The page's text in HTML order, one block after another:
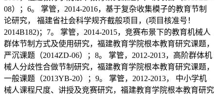
08）；6。 掌管，2014-2016，基于复杂收集模子的教育节制
论研究， 福建省社会科学规齐截般项目，(项目核准号！
2014B182)；7。 掌管，2014-2015，竞赛布景下的教育机械人
群体节制方式及使用研究，福建教育学院根本教育研究课题，
严沉课题（2014ZD-06）；8。 掌管，2012-2013，高阶群体机
械人分歧性合做节制研究，福建教育学院根本教育研究课题，
一般课题（2013YB-20）；9。 掌管，2012-2013， 中小学机
械人课程尺度、讲授及竞赛研究，福建教育学院根本教育研究